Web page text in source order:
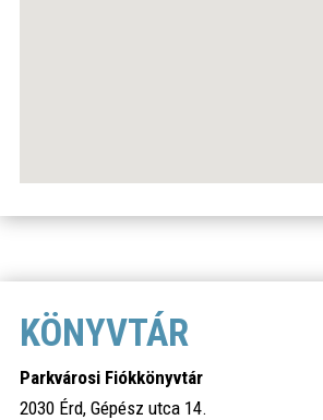
KÖNYVTÁR
Parkvárosi Fiókkönyvtár
2030 Érd, Gépész utca 14.